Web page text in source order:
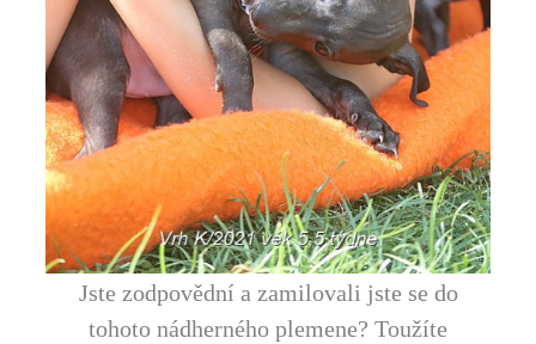
Jste zodpovědní a zamilovali jste se do
tohoto nádherného plemene? Toužíte